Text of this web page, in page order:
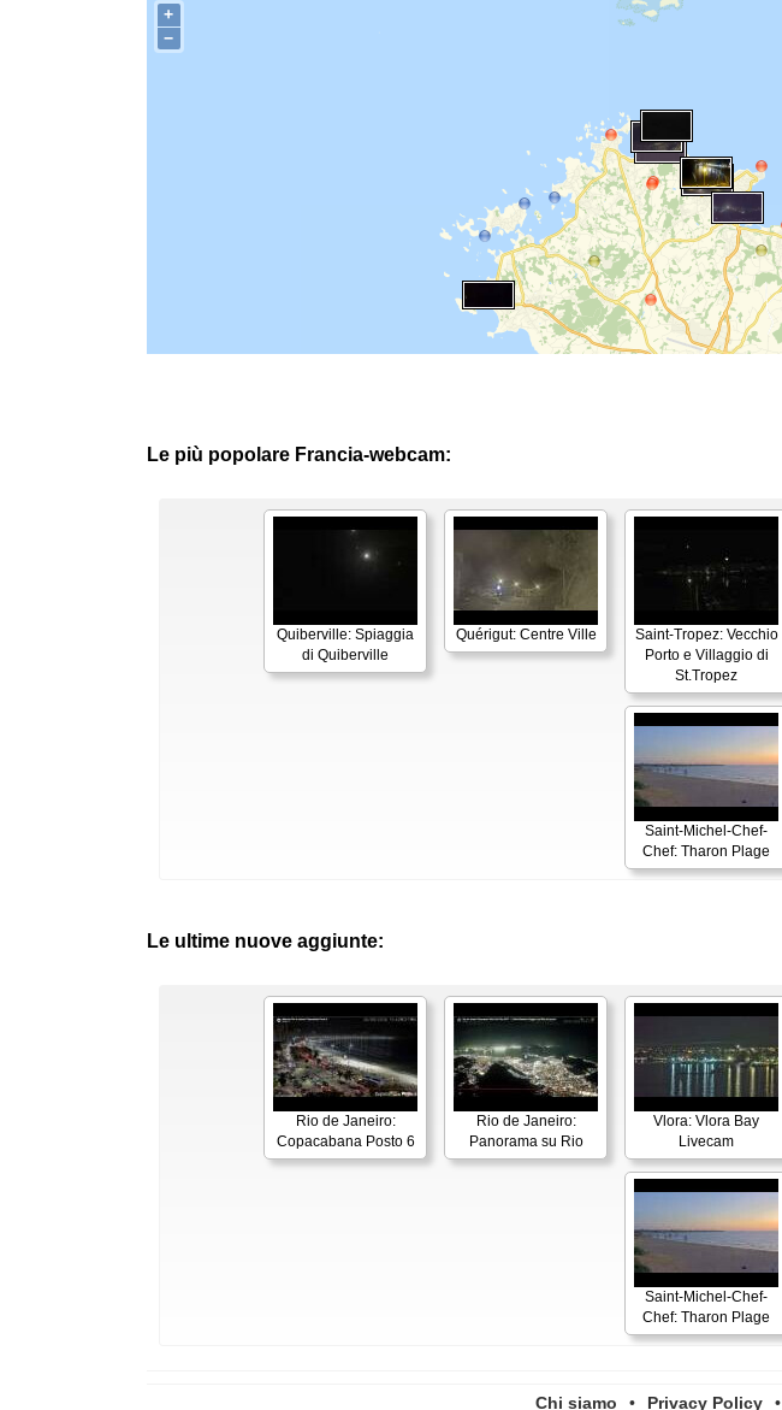
+
−
Le più popolare Francia-webcam:
Quiberville: Spiaggia
di Quiberville
Quérigut: Centre Ville
Saint-Tropez: Vecchio
Porto e Villaggio di
St.Tropez
Saint-Michel-Chef-
Chef: Tharon Plage
Le ultime nuove aggiunte:
Rio de Janeiro:
Copacabana Posto 6
Rio de Janeiro:
Panorama su Rio
Vlora: Vlora Bay
Livecam
Saint-Michel-Chef-
Chef: Tharon Plage
Chi siamo • Privacy Policy •